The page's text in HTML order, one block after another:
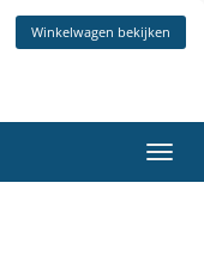
Winkelwagen bekijken
in-/